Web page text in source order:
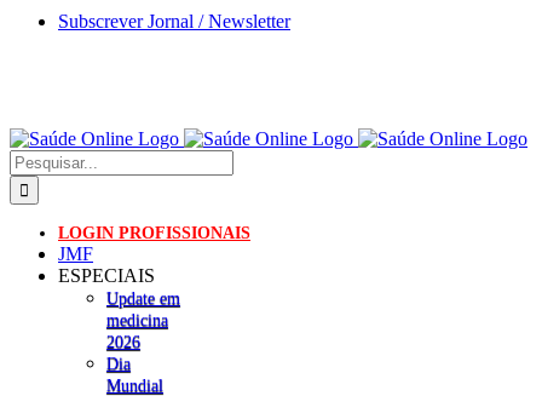
Skip
Subscrever Jornal / Newsletter
Pesquisar
LOGIN PROFISSIONAIS
JMF
ESPECIAIS
Update em
medicina
2026
Dia
Mundial